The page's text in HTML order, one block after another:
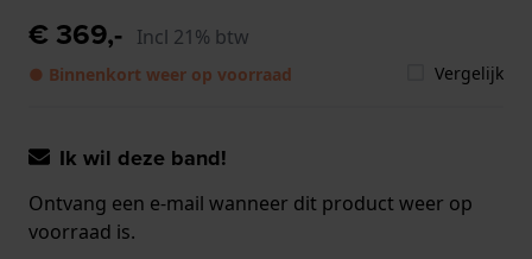
€ 369,- Incl 21% btw
● Binnenkort weer op voorraad Vergelijk
Ik wil deze band!
Ontvang een e-mail wanneer dit product weer op
voorraad is.